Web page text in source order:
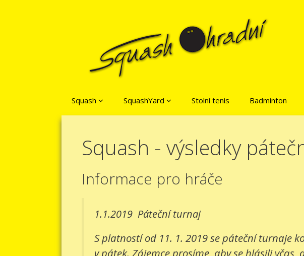
Squash SquashYard Stolní tenis Badminton
Squash - výsledky
Informace pro hráče
1.1.2019 Páteční turnaj
S platností od 11. 1. 2019 se páteční turnaje
v pátek. Zájemce prosíme, aby se hlásili